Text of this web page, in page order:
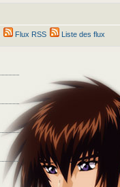
Flux RSS Liste des flux